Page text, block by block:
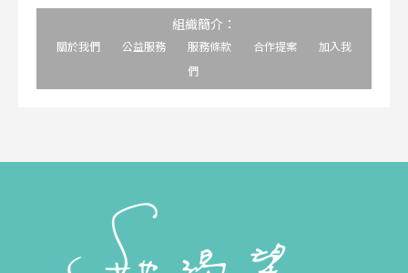
組織簡介：
關於我們 公益服務 服務條款 合作提案
加入我
們